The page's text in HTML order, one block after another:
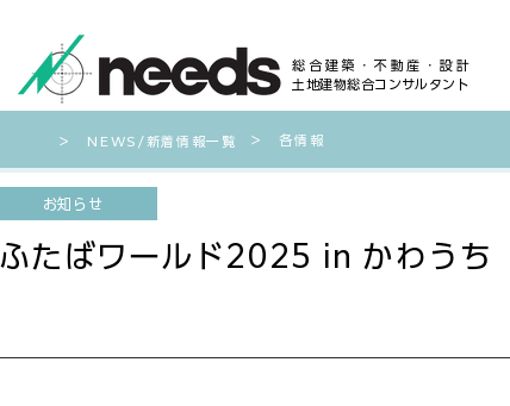
総合建築・不動産・設計
土地建物総合コンサルタント
​＞ NEWS/新着情報一覧 ​＞ 各情報
お知らせ
ふたばワールド2025 in かわうち